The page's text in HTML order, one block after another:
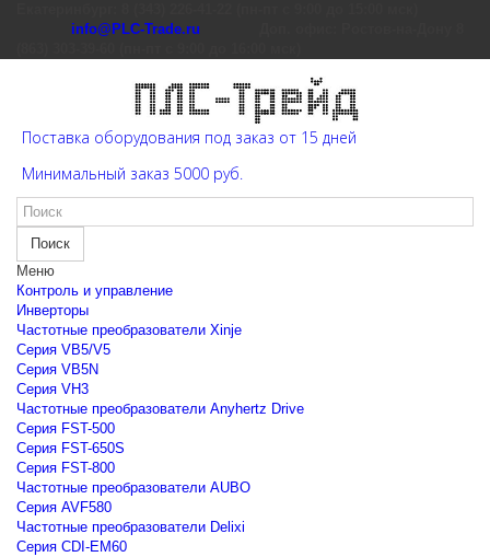
info@PLC-Trade.ru
Поставка оборудования под заказ от 15 дней
Минимальный заказ 5000 руб.
Поиск
Меню
Контроль и управление
Инверторы
Частотные преобразователи Xinje
Cерия VB5/V5
Cерия VB5N
Cерия VH3
Частотные преобразователи Anyhertz Drive
Серия FST-500
Серия FST-650S
Серия FST-800
Частотные преобразователи AUBO
Серия AVF580
Частотные преобразователи Delixi
Серия CDI-EM60